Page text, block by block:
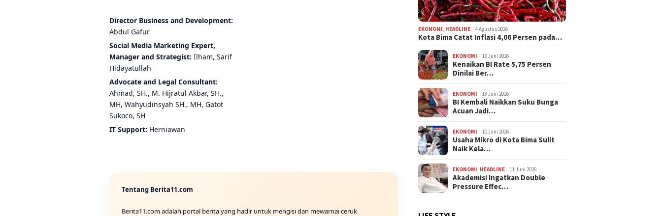
Director Business and Development:
Abdul Gafur
Social Media Marketing Expert,
Manager and Strategist: Ilham, Sarif
Hidayatullah
Advocate and Legal Consultant:
Ahmad, SH., M. Hijratul Akbar, SH.,
MH, Wahyudinsyah SH., MH, Gatot
Sukoco, SH
IT Support: Herniawan
Tentang Berita11.com
Berita11.com adalah portal berita yang hadir untuk mengisi dan mewarnai ceruk
EKONOMI, HEADLINE 4 Agustus 2026
Kota Bima Catat Inflasi 4,06 Persen pada…
EKONOMI 19 Juni 2026
Kenaikan BI Rate 5,75 Persen
Dinilai Ber…
EKONOMI 18 Juni 2026
BI Kembali Naikkan Suku Bunga
Acuan Jadi…
EKONOMI 12 Juni 2026
Usaha Mikro di Kota Bima Sulit
Naik Kela…
EKONOMI, HEADLINE 11 Juni 2026
Akademisi Ingatkan Double
Pressure Effec…